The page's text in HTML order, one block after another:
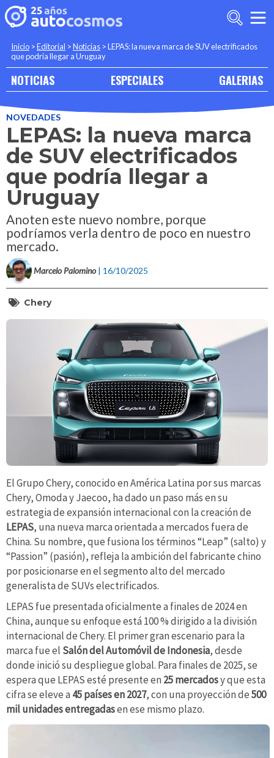
Inicio >Editorial >Noticias >LEPAS: la nueva marca de SUV electrificados
que podría llegar a Uruguay
NOTICIAS ESPECIALES GALERIAS
NOVEDADES
LEPAS: la nueva marca
de SUV electrificados
que podría llegar a
Uruguay
Anoten este nuevo nombre, porque
podríamos verla dentro de poco en nuestro
mercado.
Marcelo Palomino | 16/10/2025
Chery
El Grupo Chery, conocido en América Latina por sus marcas
Chery, Omoda y Jaecoo, ha dado un paso más en su
estrategia de expansión internacional con la creación de
LEPAS, una nueva marca orientada a mercados fuera de
China. Su nombre, que fusiona los términos “Leap” (salto) y
“Passion” (pasión), refleja la ambición del fabricante chino
por posicionarse en el segmento alto del mercado
generalista de SUVs electrificados.
LEPAS fue presentada oficialmente a finales de 2024 en
China, aunque su enfoque está 100 % dirigido a la división
internacional de Chery. El primer gran escenario para la
marca fue el Salón del Automóvil de Indonesia, desde
donde inició su despliegue global. Para finales de 2025, se
espera que LEPAS esté presente en 25 mercadosy que esta
cifra se eleve a 45 países en 2027, con una proyección de500
mil unidades entregadasen ese mismo plazo.